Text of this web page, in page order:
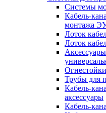
Системы
Кабель-
монтажа
Лоток
Лоток
Трубы для
Кабель-
аксессуары
Кабель-